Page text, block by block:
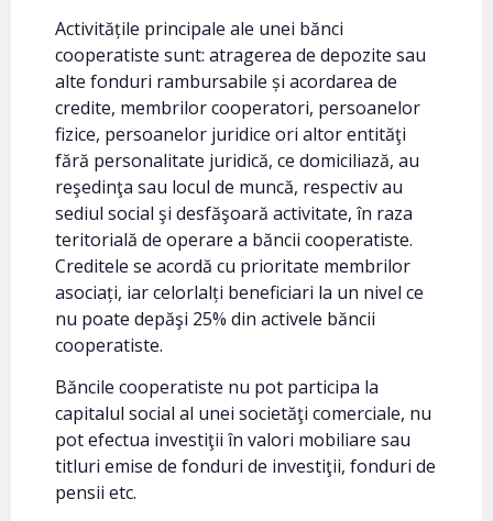
Activitățile principale ale unei bănci
cooperatiste sunt: atragerea de depozite sau
alte fonduri rambursabile și acordarea de
credite, membrilor cooperatori, persoanelor
fizice, persoanelor juridice ori altor entităţi
fără personalitate juridică, ce domiciliază, au
reşedinţa sau locul de muncă, respectiv au
sediul social şi desfăşoară activitate, în raza
teritorială de operare a băncii cooperatiste.
Creditele se acordă cu prioritate membrilor
asociați, iar celorlalți beneficiari la un nivel ce
nu poate depăşi 25% din activele băncii
cooperatiste.
Băncile cooperatiste nu pot participa la
capitalul social al unei societăţi comerciale, nu
pot efectua investiţii în valori mobiliare sau
titluri emise de fonduri de investiţii, fonduri de
pensii etc.